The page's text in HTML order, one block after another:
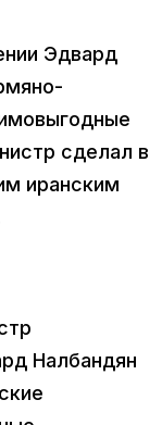
Эдвард
сделал в
иранским
Налбандян